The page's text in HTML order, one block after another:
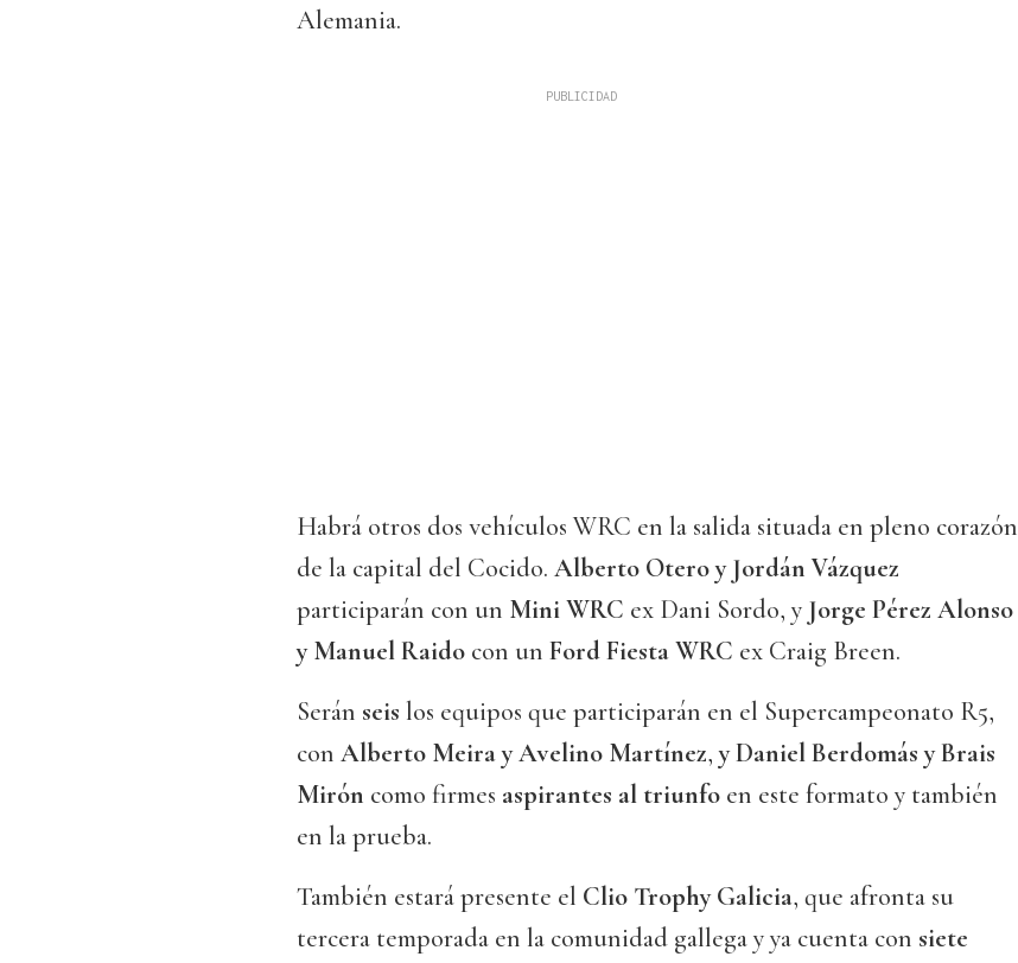
Alemania.
Habrá otros dos vehículos WRC en la salida situada en pleno corazón
de la capital del Cocido. Alberto Otero y Jordán Vázquez
participarán con un Mini WRC ex Dani Sordo, y Jorge Pérez Alonso
y Manuel Raido con un Ford Fiesta WRC ex Craig Breen.
Serán seis los equipos que participarán en el Supercampeonato R5,
con Alberto Meira y Avelino Martínez,y Daniel Berdomás y Brais
Mirón como firmes aspirantes al triunfo en este formato y también
en la prueba.
También estará presente el Clio Trophy Galicia, que afronta su
tercera temporada en la comunidad gallega y ya cuenta con siete